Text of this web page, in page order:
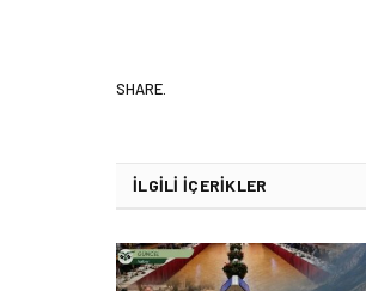
SHARE.
İLGILI İÇERIKLER